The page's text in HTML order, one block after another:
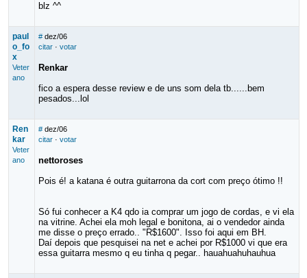
blz ^^
paul
o_fo
x
Veter
ano
# dez/06
citar· votar
Renkar
fico a espera desse review e de uns som dela tb......bem
pesados...lol
Ren
kar
Veter
ano
# dez/06
citar· votar
nettoroses
Pois é! a katana é outra guitarrona da cort com preço ótimo !!
Só fui conhecer a K4 qdo ia comprar um jogo de cordas, e vi ela
na vitrine. Achei ela moh legal e bonitona, ai o vendedor ainda
me disse o preço errado.. "R$1600". Isso foi aqui em BH.
Daí depois que pesquisei na net e achei por R$1000 vi que era
essa guitarra mesmo q eu tinha q pegar.. hauahuahuhauhua